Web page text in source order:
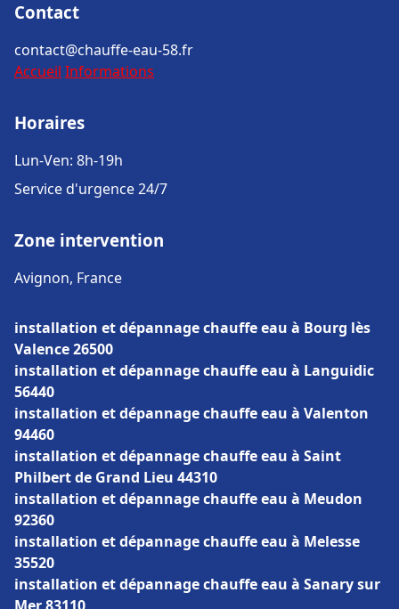
Contact
contact@chauffe-eau-58.fr
Accueil Informations
Horaires
Lun-Ven: 8h-19h
Service d'urgence 24/7
Zone intervention
Avignon, France
installation et dépannage chauffe eau à Bourg lès
Valence 26500
installation et dépannage chauffe eau à Languidic
56440
installation et dépannage chauffe eau à Valenton
94460
installation et dépannage chauffe eau à Saint
Philbert de Grand Lieu 44310
installation et dépannage chauffe eau à Meudon
92360
installation et dépannage chauffe eau à Melesse
35520
installation et dépannage chauffe eau à Sanary sur